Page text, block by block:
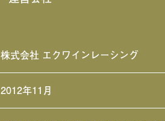
株式会社 エクワインレーシング
2012年11月